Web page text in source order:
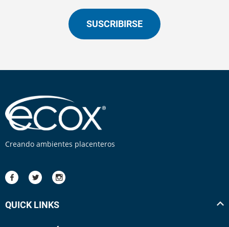
SUSCRIBIRSE
Creando ambientes placenteros
QUICK LINKS